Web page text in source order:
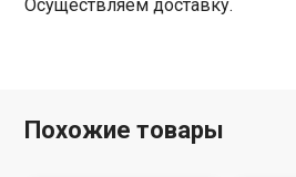
Осуществляем доставку.
Похожие товары